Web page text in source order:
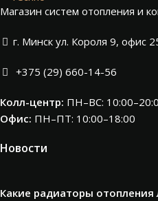
Магазин систем отопления и
г. Минск ул. Короля 9, офис
+375 (29) 660-14-56
Колл-центр: ПН–ВС:
Офис: ПН–ПТ: 10:00–18:00
Новости
Какие радиаторы отопления